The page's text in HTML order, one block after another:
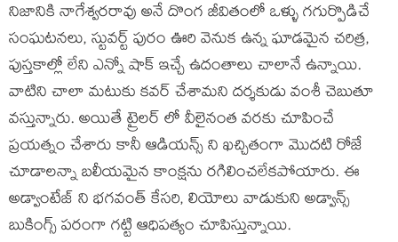
నిజానికి నాగేశ్వరరావు అనే దొంగ జీవితంలో ఒళ్ళు గగుర్పొడిచే
సంఘటనలు, స్టువర్ట్ పురం ఊరి వెనుక ఉన్న ఘాడమైన చరిత్ర,
పుస్తకాల్లో లేని ఎన్నో షాక్ ఇచ్చే ఉదంతాలు చాలానే ఉన్నాయి.
వాటిని చాలా మటుకు కవర్ చేశామని దర్శకుడు వంశీ చెబుతూ
వస్తున్నారు. అయితే ట్రైలర్ లో వీలైనంత వరకు చూపించే
ప్రయత్నం చేశారు కానీ ఆడియన్స్ ని ఖచ్చితంగా మొదటి రోజే
చూడాలన్నా బలీయమైన కాంక్షను రగిలించలేకపోయారు. ఈ
అడ్వాంటేజ్ ని భగవంత్ కేసరి, లియోలు వాడుకుని అడ్వాన్స్
బుకింగ్స్ పరంగా గట్టి ఆధిపత్యం చూపిస్తున్నాయి.